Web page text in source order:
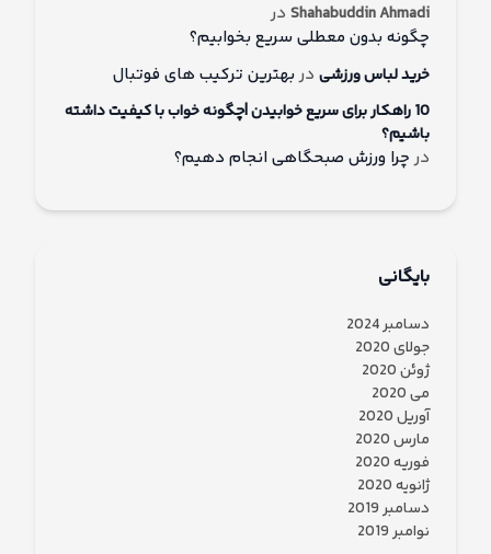
Shahabuddin Ahmadi در
چگونه بدون معطلی سریع بخوابیم؟
خرید لباس ورزشی دربهترین ترکیب های فوتبال
10 راهکار برای سریع خوابیدن |چگونه خواب با کیفیت داشته
باشیم؟
درچرا ورزش صبحگاهی انجام دهیم؟
بایگانی
دسامبر 2024
جولای 2020
ژوئن 2020
می 2020
آوریل 2020
مارس 2020
فوریه 2020
ژانویه 2020
دسامبر 2019
نوامبر 2019